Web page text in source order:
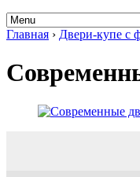
Главная › Двери-купе с